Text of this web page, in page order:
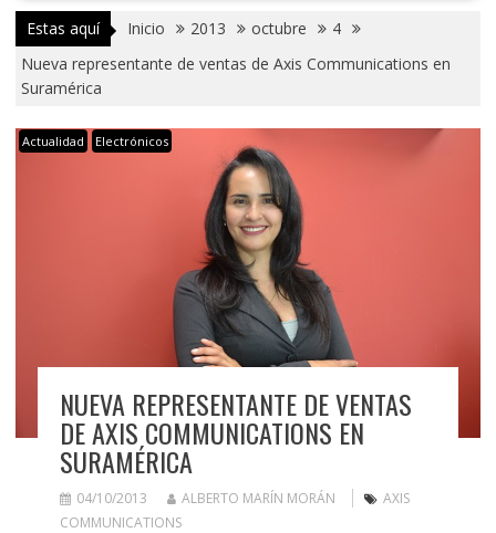
Estas aquí Inicio 2013 octubre
4
Nueva representante de ventas de Axis Communications en
Suramérica
Actualidad Electrónicos
NUEVA REPRESENTANTE DE VENTAS
DE AXIS COMMUNICATIONS EN
SURAMÉRICA
04/10/2013 ALBERTO MARÍN MORÁN
AXIS
COMMUNICATIONS